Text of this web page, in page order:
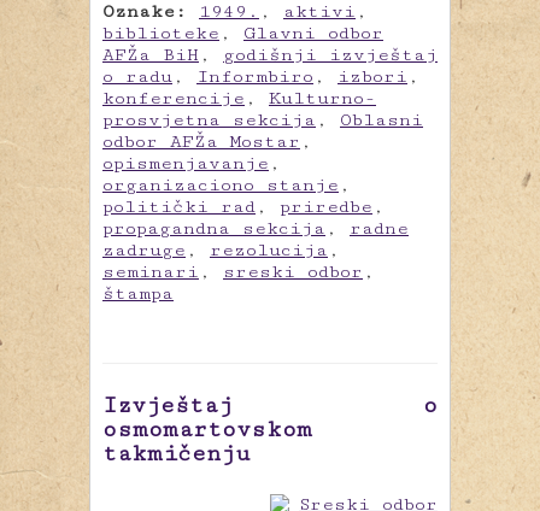
Oznake: 1949. , aktivi ,
biblioteke , Glavni odbor
AFŽa BiH ,
godišnji izvještaj
o radu , Informbiro , izbori ,
konferencije , Kulturno-
prosvjetna sekcija , Oblasni
odbor AFŽa Mostar ,
opismenjavanje ,
organizaciono stanje ,
politički rad , priredbe ,
propagandna sekcija , radne
zadruge , rezolucija ,
seminari , sreski odbor ,
štampa
Izvještaj o
osmomartovskom
takmičenju